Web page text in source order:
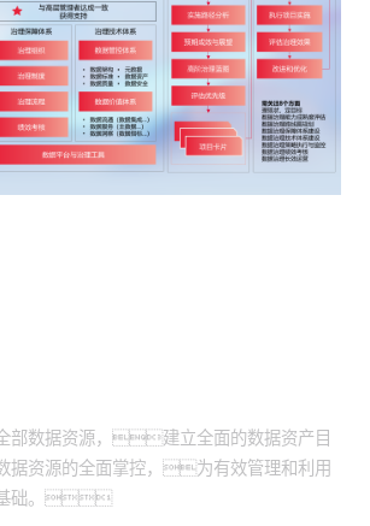
部数据资源，建立全面的数据资产目
资源的全面掌控，为有效管理和利用
基础。